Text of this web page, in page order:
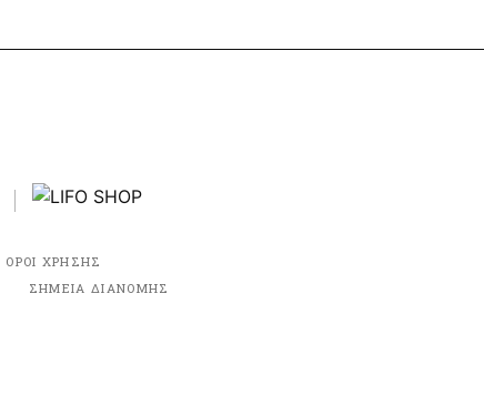
ΟΡΟΙ ΧΡΗΣΗΣ
ΣΗΜΕΙΑ ΔΙΑΝΟΜΗΣ